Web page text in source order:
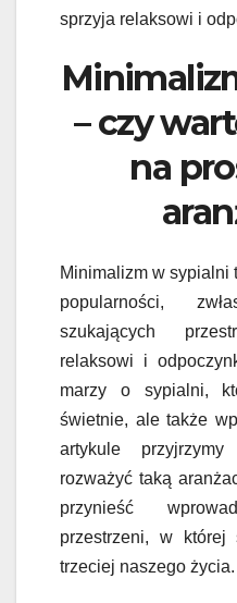
sprzyja relaksowi i
– czy
na
Minimalizm w sypialni
popularności,
szukających
relaksowi i
marzy o sypialni,
świetnie, ale także
artykule
rozważyć taką
przynieść
przestrzeni, w której
trzeciej naszego życia.